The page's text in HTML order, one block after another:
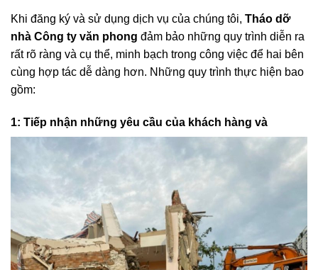
Khi đăng ký và sử dụng dịch vụ của chúng tôi, Tháo dỡ
nhà Công ty văn phong đảm bảo những quy trình diễn ra
rất rõ ràng và cụ thể, minh bạch trong công việc để hai bên
cùng hợp tác dễ dàng hơn. Những quy trình thực hiện bao
gồm:
1: Tiếp nhận những yêu cầu của khách hàng và